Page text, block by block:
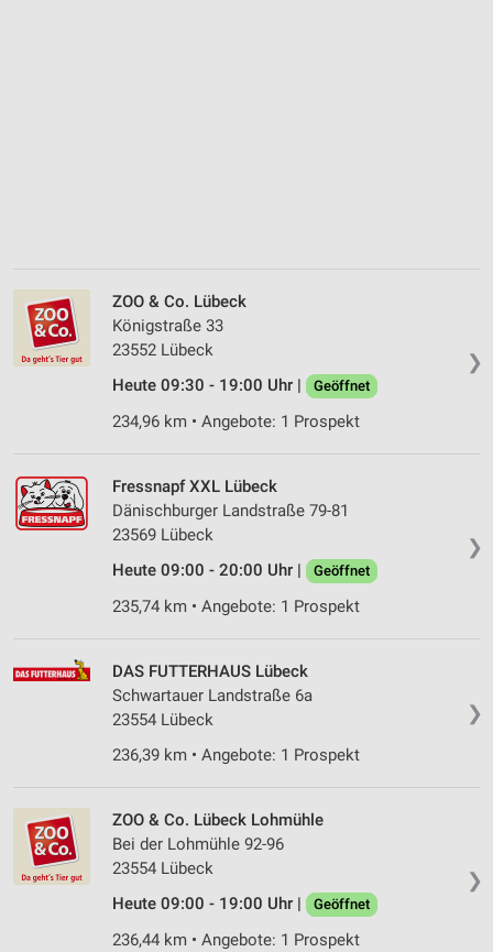
❯
ZOO & Co. Lübeck
Königstraße 33
23552 Lübeck
Heute 09:30 - 19:00 Uhr |
Geöffnet
234,96 km • Angebote: 1 Prospekt
❯
Fressnapf XXL Lübeck
Dänischburger Landstraße 79-81
23569 Lübeck
Heute 09:00 - 20:00 Uhr |
Geöffnet
235,74 km • Angebote: 1 Prospekt
❯
DAS FUTTERHAUS Lübeck
Schwartauer Landstraße 6a
23554 Lübeck
236,39 km • Angebote: 1 Prospekt
❯
ZOO & Co. Lübeck Lohmühle
Bei der Lohmühle 92-96
23554 Lübeck
Heute 09:00 - 19:00 Uhr |
Geöffnet
236,44 km • Angebote: 1 Prospekt